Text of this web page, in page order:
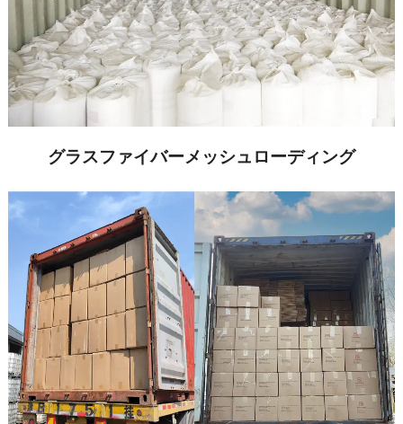
グラスファイバーメッシュローディング